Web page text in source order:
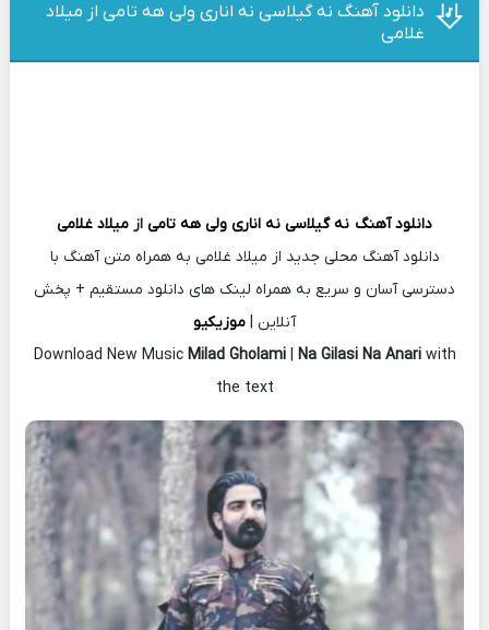
دانلود آهنگ نه گیلاسی نه اناری ولی هه تامی از میلاد
غلامی
دانلود آهنگ نه گیلاسی نه اناری ولی هه تامی از میلاد غلامی
دانلود آهنگ محلی جدید از میلاد غلامی به همراه متن آهنگ با
دسترسی آسان و سریع به همراه لینک های دانلود مستقیم + پخش
آنلاین | موزیکیو
Download New Music Milad Gholami| Na Gilasi Na Anari with
the text